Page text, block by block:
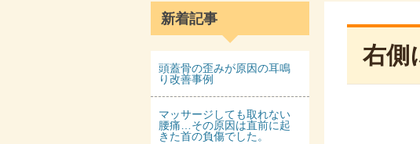
右側
新着記事
頭蓋骨の歪みが原因の耳鳴
り改善事例
マッサージしても取れない
腰痛…その原因は直前に起
きた首の負傷でした。